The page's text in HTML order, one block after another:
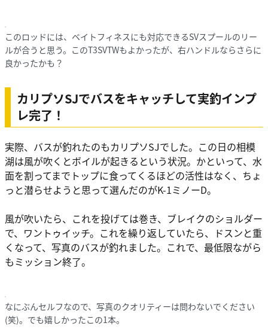
このロッドには、ベイトフィネスにも対応できるSVスプールのリー
ルが合うと思う。このT3SVTWもよかったが、右ハンドルならさらに
良かったかも？
カリプソSJでバスをキャッチして実釣インプ
レ完了！
実際、バスが釣れたのもカリプソSJでした。この日の相模
湖は風が吹くとボイルが起きるという状況。かといって、水
面を割ってまでトップに食ってくるほどの活性はなく、ちょ
っと潜らせようと思って選んだのがK-1ミノーD。
風が吹いたら、これを投げては巻き、ブレイクのショルダー
で、ワントゥイッチ。これを繰り返していたら、ドスンと重
くなって、写真のバスが釣れました。これで、最低限ながら
もミッション終了。
なにぶんセルフなので、写真のクオリティーは問わないでください
(笑)。でも嬉しかったこの1本。